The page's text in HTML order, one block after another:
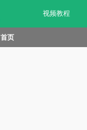
视频教程
首页